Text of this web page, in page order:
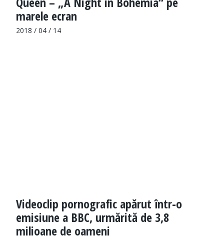
marele ecran
2018 / 04 / 14
Videoclip pornografic apărut într-o
emisiune a BBC, urmărită de 3,8
milioane de oameni